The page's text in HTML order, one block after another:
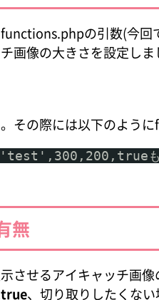
の引数(今回
画像の大きさを設定しま
その際には以下のよう
無
させるアイキャッチ画像
true、切り取りしたくない